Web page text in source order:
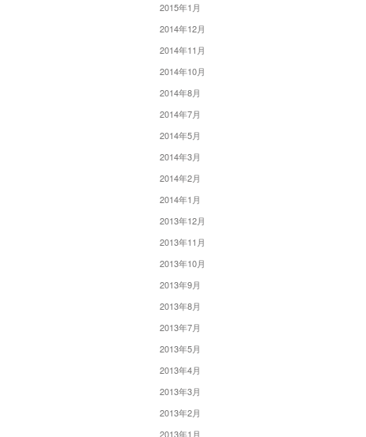
2015年1月
2014年12月
2014年11月
2014年10月
2014年8月
2014年7月
2014年5月
2014年3月
2014年2月
2014年1月
2013年12月
2013年11月
2013年10月
2013年9月
2013年8月
2013年7月
2013年5月
2013年4月
2013年3月
2013年2月
2013年1月